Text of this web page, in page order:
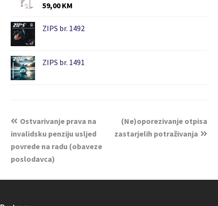
59,00KM
ZIPS br. 1492
ZIPS br. 1491
Ostvarivanje prava na
invalidsku penziju usljed
povrede na radu (obaveze
poslodavca)
(Ne)oporezivanje otpisa
zastarjelih potraživanja